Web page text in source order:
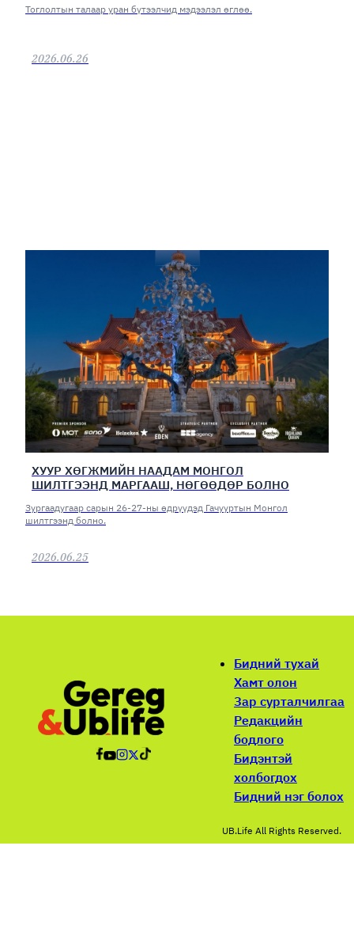
Тоглолтын талаар уран бүтээлчид мэдээлэл өглөө.
2026.06.26
ХУУР ХӨГЖМИЙН НААДАМ МОНГОЛ
ШИЛТГЭЭНД МАРГААШ, НӨГӨӨДӨР БОЛНО
Зургаадугаар сарын 26-27-ны өдрүүдэд Гачууртын Монгол
шилтгээнд болно.
2026.06.25
Бидний тухай
Хамт олон
Зар сурталчилгаа
Редакцийн
бодлого
Бидэнтэй
холбогдох
Бидний нэг болох
UB.Life All Rights Reserved.